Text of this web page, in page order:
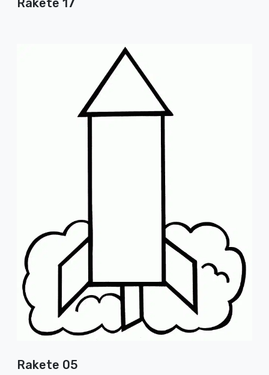
Rakete 17
Rakete 05